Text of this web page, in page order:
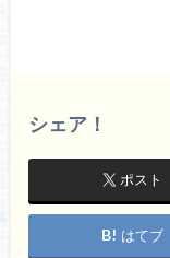
シェア！
ポスト
はてブ